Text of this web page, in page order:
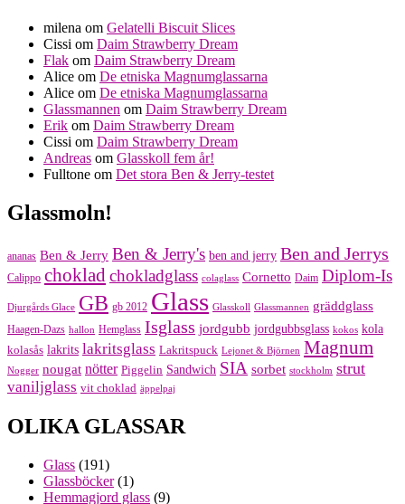
milena om Gelatelli Biscuit Slices
Cissi om Daim Strawberry Dream
Flak om Daim Strawberry Dream
Alice om De etniska Magnumglassarna
Alice om De etniska Magnumglassarna
Glassmannen om Daim Strawberry Dream
Erik om Daim Strawberry Dream
Cissi om Daim Strawberry Dream
Andreas om Glasskoll fem år!
Fulltone om Det stora Ben & Jerry-testet
Glassmoln!
ananas Ben & Jerry Ben & Jerry's ben and jerry Ben and Jerrys
Calippo choklad chokladglass colaglass Cornetto Daim Diplom-Is
Djurgårds Glace GB gb 2012 Glass Glasskoll Glassmannen gräddglass
Haagen-Dazs hallon Hemglass Isglass jordgubb jordgubbsglass kokos kola
kolasås lakrits lakritsglass Lakritspuck Lejonet & Björnen Magnum
Nogger nougat nötter Piggelin Sandwich SIA sorbet stockholm strut
vaniljglass vit choklad äppelpaj
OLIKA GLASSAR
Glass (191)
Glassböcker(1)
Hemmagjord glass (9)